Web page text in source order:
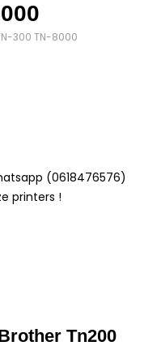
300 TN-8000
(0618476576)
printers !
Tn200